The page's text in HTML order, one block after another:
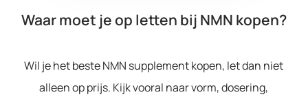
Waar moet je op letten bij NMN kopen?
Wil je het beste NMN supplement kopen, let dan niet
alleen op prijs. Kijk vooral naar vorm, dosering,